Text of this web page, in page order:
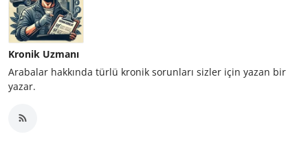
Kronik Uzmanı
Arabalar hakkında türlü kronik sorunları sizler için yazan bir
yazar.